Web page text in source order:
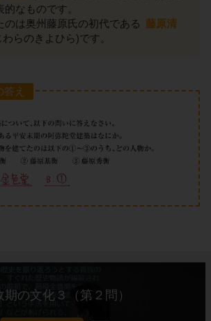
的なものです。
のは奥州藤原氏の初代である 藤原清
わらのきよひら)です。
え
期の文化３（第２問）